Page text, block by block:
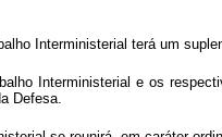
Interministerial terá um
Interministerial e os
Defesa.